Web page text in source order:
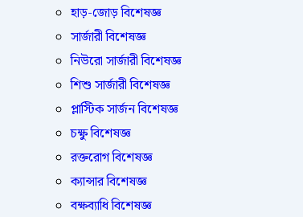
হাড়-জোড় বিশেষজ্ঞ
সার্জারী বিশেষজ্ঞ
নিউরো সার্জারী বিশেষজ্ঞ
শিশু সার্জারী বিশেষজ্ঞ
প্লাস্টিক সার্জন বিশেষজ্ঞ
চক্ষু বিশেষজ্ঞ
রক্তরোগ বিশেষজ্ঞ
ক্যান্সার বিশেষজ্ঞ
বক্ষব্যাধি বিশেষজ্ঞ